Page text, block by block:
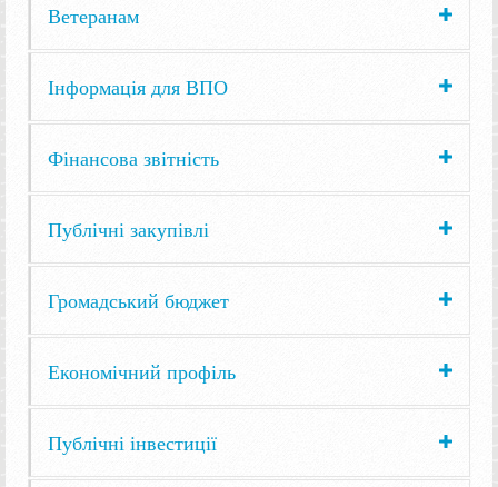
Ветеранам
Інформація для ВПО
Фінансова звітність
Публічні закупівлі
Громадський бюджет
Економічний профіль
Публічні інвестиції